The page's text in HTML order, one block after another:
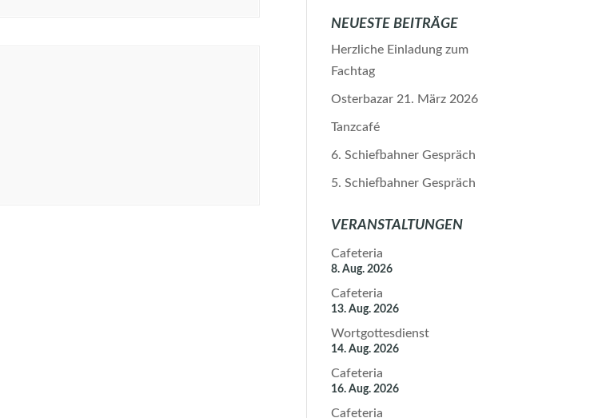
NEUESTE BEITRÄGE
Herzliche Einladung zum
Fachtag
Osterbazar 21. März 2026
Tanzcafé
6. Schiefbahner Gespräch
5. Schiefbahner Gespräch
VERANSTALTUNGEN
Cafeteria
8. Aug. 2026
Cafeteria
13. Aug. 2026
Wortgottesdienst
14. Aug. 2026
Cafeteria
16. Aug. 2026
Cafeteria